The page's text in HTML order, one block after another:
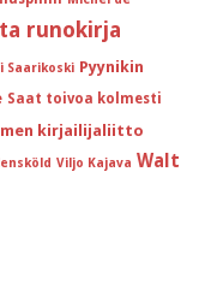
runokirja
Saarikoski Pyynikin
Saat toivoa kolmesti
kirjailijaliitto
Viljo Kajava Walt